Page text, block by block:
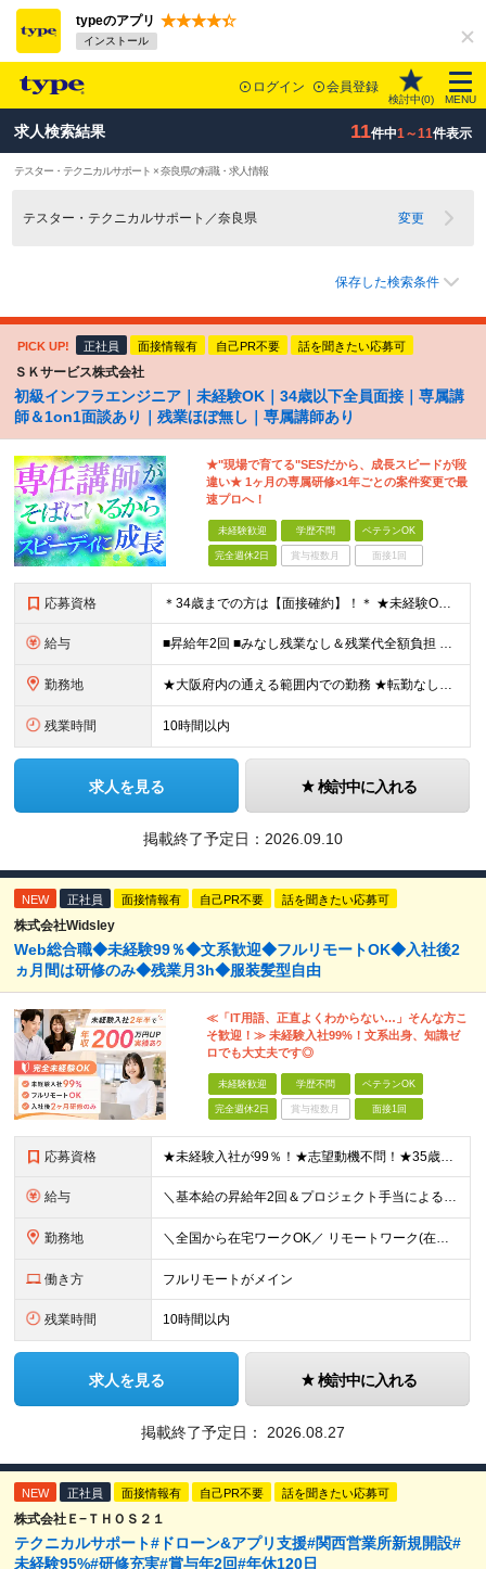
typeのアプリ
インストール
ログイン 会員登録
検討中(0) MENU
求人検索結果 11件中1～11件表示
テスター・テクニカルサポート × 奈良県の転職・求人情報
テスター・テクニカルサポート／奈良県 変更
保存した検索条件
PICK UP! 正社員 面接情報有 自己PR不要 話を聞きたい応募可
ＳＫサービス株式会社
初級インフラエンジニア｜未経験OK｜34歳以下全員面接｜専属講
師＆1on1面談あり｜残業ほぼ無し｜専属講師あり
★"現場で育てる"SESだから、成長スピードが段
違い★ 1ヶ月の専属研修×1年ごとの案件変更で最
速プロへ！
未経験歓迎 学歴不問 ベテランOK
完全週休2日 賞与複数月 面接1回
応募資格 ＊34歳までの方は【面接確約】！＊ ★未経験OK＆経歴一切不問！ ★正社員デビューの方も歓迎します！ ★第二新卒・既卒歓迎 ★学歴不問 ＊専属の講師や1on1のサポートもあり、安心してスタートできま
給与 ■昇給年2回 ■みなし残業なし＆残業代全額負担 ■資格取得報奨金あり（5,000円～10万円） ★IT系の資格をお持ちの方は【月給30万円～】スタートが可能！ 月給21万5000円～60万円 未経
勤務地 ★大阪府内の通える範囲内での勤務 ★転勤なし！ 【新入社員研修の実施場所】 オフィス：大阪府大阪市北区西天満4-3-17 MF西天満ビル12F ※研修後は大阪府内の各プロジェクト先となります。 ※
残業時間 10時間以内
求人を見る 検討中に入れる
掲載終了予定日： 2026.09.10
NEW 正社員 面接情報有 自己PR不要 話を聞きたい応募可
株式会社Widsley
Web総合職◆未経験99％◆文系歓迎◆フルリモートOK◆入社後2
ヵ月間は研修のみ◆残業月3h◆服装髪型自由
≪「IT用語、正直よくわからない…」そんな方こ
そ歓迎！≫ 未経験入社99%！文系出身、知識ゼ
ロでも大丈夫です◎
未経験歓迎 学歴不問 ベテランOK
完全週休2日 賞与複数月 面接1回
応募資格 ★未経験入社が99％！★志望動機不問！★35歳以下（長期キャリア形成のため） ■職種・業界経験不問、第二新卒大歓迎！ ■学歴不問 ≪1つでも当てはまる方にピッタリです≫ ★ChatGPTやAIなど
給与 ＼基本給の昇給年2回＆プロジェクト手当による昇給年12回！！／ 【未経験者の場合】 月給26万円～50万円＋プロジェクト手当＋資格手当 ★スキルや経験を考慮の上、優遇します ★上記給与には固定残業
勤務地 ＼全国から在宅ワークOK／ リモートワーク(在宅勤務)or東京23区、大阪のお客様先での勤務 ★転勤はありません ★希望をもとに配属先を決定します ★リモートワーク率5割強 ★フルリモートの場合は通
働き方 フルリモートがメイン
残業時間 10時間以内
求人を見る 検討中に入れる
掲載終了予定日： 2026.08.27
NEW 正社員 面接情報有 自己PR不要 話を聞きたい応募可
株式会社Ｅ−ＴＨＯＳ２１
テクニカルサポート#ドローン&アプリ支援#関西営業所新規開設#
未経験95%#研修充実#賞与年2回#年休120日